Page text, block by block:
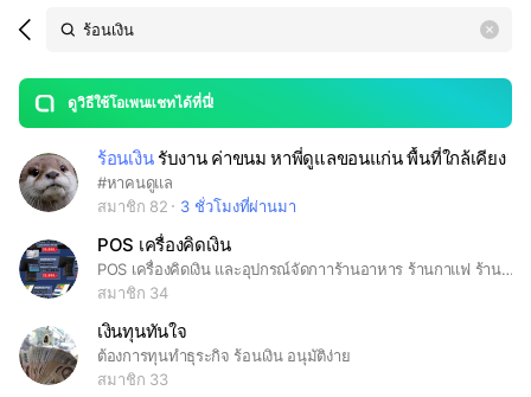
Search
OpenChats
messages
search
area
ดูวิธีใช้โอเพนแชทได้ที่นี่!
open
ร้อนเงินรับงาน ค่าขนม หาพี่ดูแลขอนแก่น พื้นที่ใกล้เคียง
#หาคนดูแล
สมาชิก 82
3 ชั่วโมงที่ผ่านมา
POS เครื่องคิดเงิน
POS เครื่องคิดเงิน และอุปกรณ์จัดกาาร้านอาหาร ร้านกาแฟ ร้านค้าปลีก และร้านอื่นๆๆ #กระดาษพิมพ์ใบเสร็จ #ร้านกาแฟ #ร้านอาหาร #กระดาษความร้อน #กระดาษพิมพ์ใบเสร็จราคาถูก #กระดาษบิล #บิลใบเสร็จ #ThermalPaper #เครื่องสแกนบ
สมาชิก 34
เงินทุนทันใจ
ต้องการทุนทำธุระกิจ ร้อนเงิน อนุมัติง่าย
สมาชิก 33